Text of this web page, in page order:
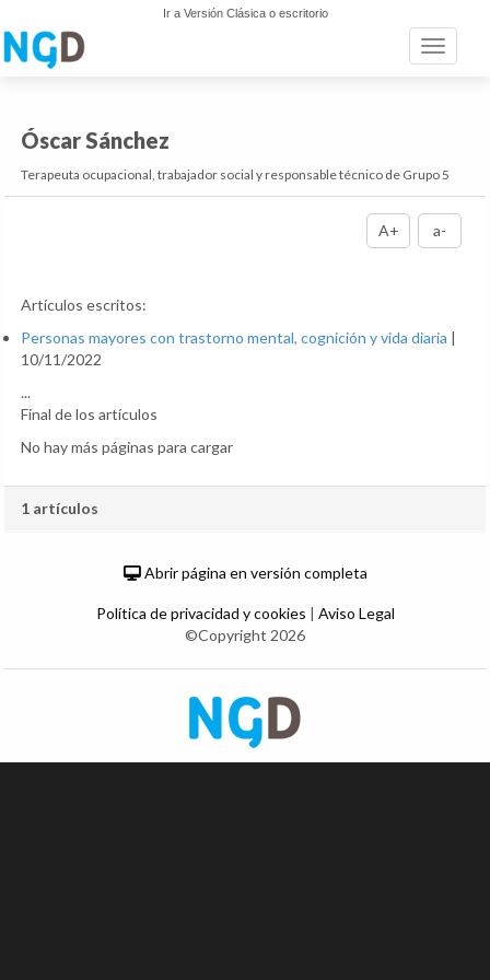
Ir a Versión Clásica o escritorio
Toggle
Óscar Sánchez
Terapeuta ocupacional, trabajador social y responsable técnico de Grupo 5
A+ a-
Artículos escritos:
Personas mayores con trastorno mental, cognición y vida diaria |
10/11/2022
...
Final de los artículos
No hay más páginas para cargar
1 artículos
Abrir página en versión completa
Política de privacidad y cookies | Aviso Legal
©Copyright 2026